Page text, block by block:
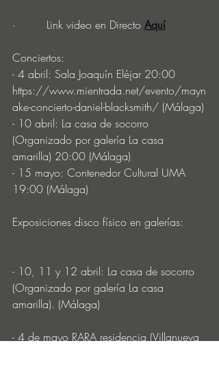
·         Link video en Directo Aquí
Conciertos:
- 4 abril: Sala Joaquín Eléjar 20:00
https://www.mientrada.net/evento/mayn
ake-concierto-daniel-blacksmith/ (Málaga)
- 10 abril: La casa de socorro
(Organizado por galería La casa
amarilla) 20:00 (Málaga)
- 15 mayo: Contenedor Cultural UMA
19:00 (Málaga)
Exposiciones disco físico en galerías:
- 10, 11 y 12 abril: La casa de socorro
(Organizado por galería La casa
amarilla). (Málaga)
- 4 de mayo RARA residencia (Villanueva